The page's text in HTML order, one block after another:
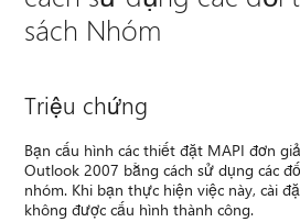
sách Nhóm
Triệu chứng
Bạn cấu hình các thiết đặt MAPI đơn
Outlook 2007 bằng cách sử dụng các
nhóm. Khi bạn thực hiện việc này, cài
không được cấu hình thành công.